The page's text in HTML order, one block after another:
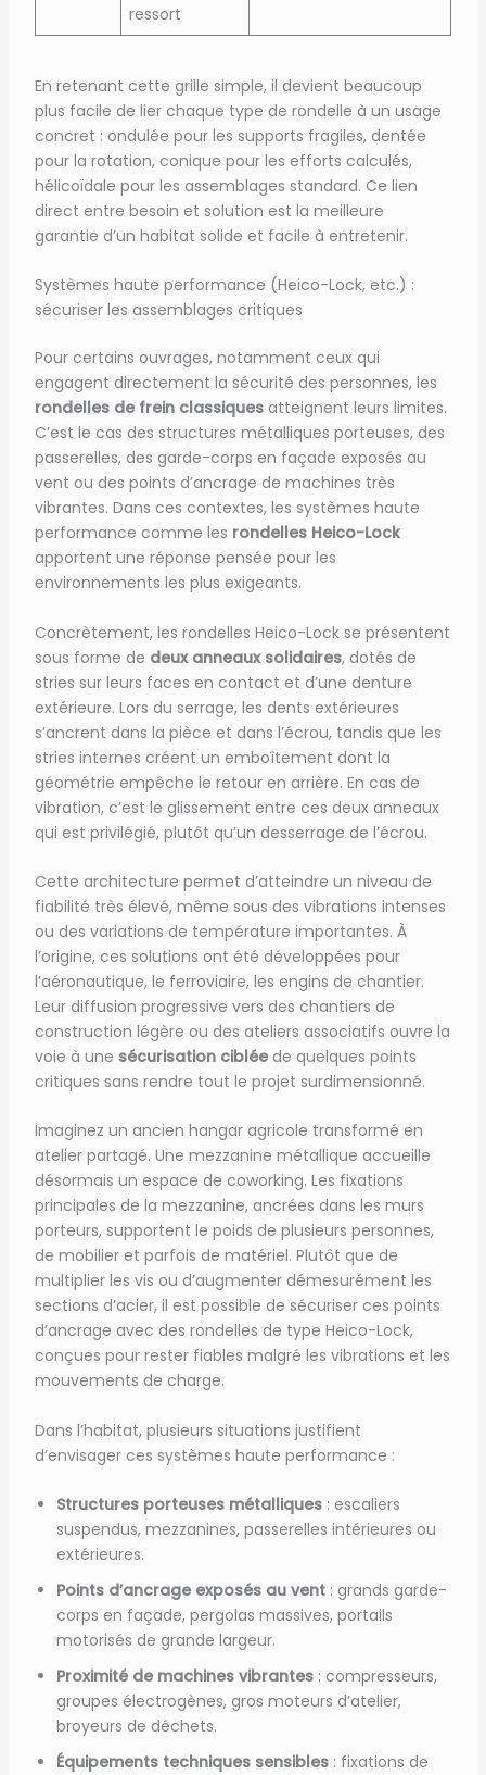
ressort
En retenant cette grille simple, il devient beaucoup
plus facile de lier chaque type de rondelle à un usage
concret : ondulée pour les supports fragiles, dentée
pour la rotation, conique pour les efforts calculés,
hélicoïdale pour les assemblages standard. Ce lien
direct entre besoin et solution est la meilleure
garantie d’un habitat solide et facile à entretenir.
Systèmes haute performance (Heico-Lock, etc.) :
sécuriser les assemblages critiques
Pour certains ouvrages, notamment ceux qui
engagent directement la sécurité des personnes, les
rondelles de frein classiquesatteignent leurs limites.
C’est le cas des structures métalliques porteuses, des
passerelles, des garde-corps en façade exposés au
vent ou des points d’ancrage de machines très
vibrantes. Dans ces contextes, les systèmes haute
performance comme les rondelles Heico-Lock
apportent une réponse pensée pour les
environnements les plus exigeants.
Concrètement, les rondelles Heico-Lock se présentent
sous forme de deux anneaux solidaires, dotés de
stries sur leurs faces en contact et d’une denture
extérieure. Lors du serrage, les dents extérieures
s’ancrent dans la pièce et dans l’écrou, tandis que les
stries internes créent un emboîtement dont la
géométrie empêche le retour en arrière. En cas de
vibration, c’est le glissement entre ces deux anneaux
qui est privilégié, plutôt qu’un desserrage de l’écrou.
Cette architecture permet d’atteindre un niveau de
fiabilité très élevé, même sous des vibrations intenses
ou des variations de température importantes. À
l’origine, ces solutions ont été développées pour
l’aéronautique, le ferroviaire, les engins de chantier.
Leur diffusion progressive vers des chantiers de
construction légère ou des ateliers associatifs ouvre la
voie à une sécurisation cibléede quelques points
critiques sans rendre tout le projet surdimensionné.
Imaginez un ancien hangar agricole transformé en
atelier partagé. Une mezzanine métallique accueille
désormais un espace de coworking. Les fixations
principales de la mezzanine, ancrées dans les murs
porteurs, supportent le poids de plusieurs personnes,
de mobilier et parfois de matériel. Plutôt que de
multiplier les vis ou d’augmenter démesurément les
sections d’acier, il est possible de sécuriser ces points
d’ancrage avec des rondelles de type Heico-Lock,
conçues pour rester fiables malgré les vibrations et les
mouvements de charge.
Dans l’habitat, plusieurs situations justifient
d’envisager ces systèmes haute performance :
Structures porteuses métalliques: escaliers
suspendus, mezzanines, passerelles intérieures ou
extérieures.
Points d’ancrage exposés au vent: grands garde-
corps en façade, pergolas massives, portails
motorisés de grande largeur.
Proximité de machines vibrantes: compresseurs,
groupes électrogènes, gros moteurs d’atelier,
broyeurs de déchets.
Équipements techniques sensibles: fixations de